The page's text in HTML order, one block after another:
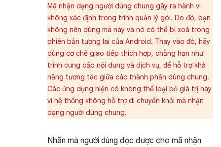
Mã nhận dạng người dùng chung gây ra hành vi
không xác định trong trình quản lý gói. Do đó, bạn
không nên dùng mã này và nó có thể bị xoá trong
phiên bản tương lai của Android. Thay vào đó, hãy
dùng cơ chế giao tiếp thích hợp, chẳng hạn như
trình cung cấp nội dung và dịch vụ, để hỗ trợ khả
năng tương tác giữa các thành phần dùng chung.
Các ứng dụng hiện có không thể loại bỏ giá trị này
vì hệ thống không hỗ trợ di chuyển khỏi mã nhận
dạng người dùng chung.
Nhãn mà người dùng đọc được cho mã nhận